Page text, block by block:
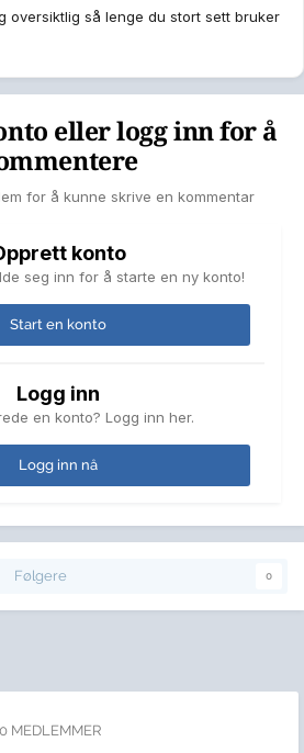
oversiktlig så lenge du stort sett bruker
eller logg inn for å
for å kunne skrive en kommentar
konto
seg inn for å starte en ny konto!
Start en konto
Logg inn
en konto? Logg inn her.
Logg inn nå
Følgere 0
0 MEDLEMMER